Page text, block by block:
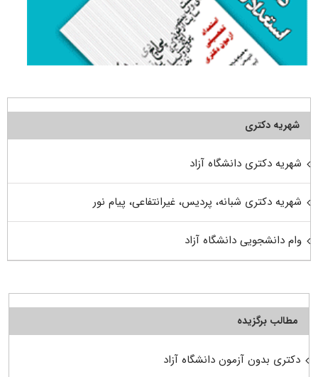
شهریه دکتری
شهریه دکتری دانشگاه آزاد
شهریه دکتری شبانه، پردیس، غیرانتفاعی، پیام نور
وام دانشجویی دانشگاه آزاد
مطالب برگزیده
دکتری بدون آزمون دانشگاه آزاد